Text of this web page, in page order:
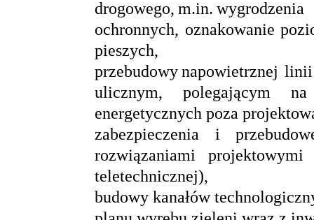
drogowego, m.in.
ochronnych, oznakowanie
pieszych,
przebudowy napowietrznej
ulicznym, polegającym na
energetycznych poza
zabezpieczenia i
rozwiązaniami
teletechnicznej),
budowy kanałów